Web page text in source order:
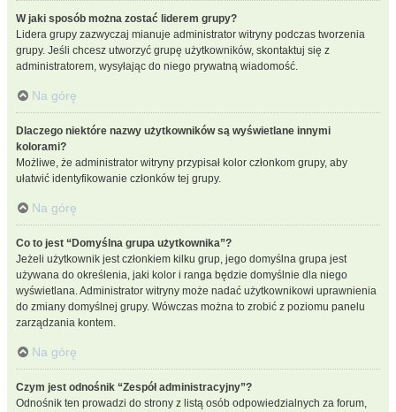
W jaki sposób można zostać liderem grupy?
Lidera grupy zazwyczaj mianuje administrator witryny podczas tworzenia
grupy. Jeśli chcesz utworzyć grupę użytkowników, skontaktuj się z
administratorem, wysyłając do niego prywatną wiadomość.
Na górę
Dlaczego niektóre nazwy użytkowników są wyświetlane innymi
kolorami?
Możliwe, że administrator witryny przypisał kolor członkom grupy, aby
ułatwić identyfikowanie członków tej grupy.
Na górę
Co to jest “Domyślna grupa użytkownika”?
Jeżeli użytkownik jest członkiem kilku grup, jego domyślna grupa jest
używana do określenia, jaki kolor i ranga będzie domyślnie dla niego
wyświetlana. Administrator witryny może nadać użytkownikowi uprawnienia
do zmiany domyślnej grupy. Wówczas można to zrobić z poziomu panelu
zarządzania kontem.
Na górę
Czym jest odnośnik “Zespół administracyjny”?
Odnośnik ten prowadzi do strony z listą osób odpowiedzialnych za forum,